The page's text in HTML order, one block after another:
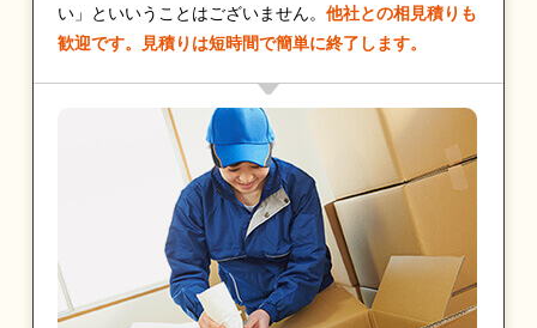
い」といいうことはございません。 他社との相見積りも
歓迎です。見積りは短時間で簡単に終了します。